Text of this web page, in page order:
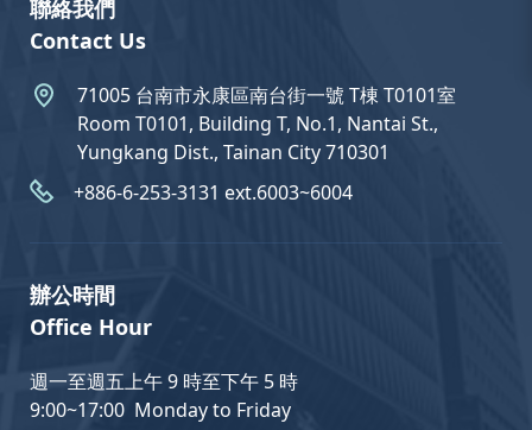
聯絡我們
Contact Us
71005 台南市永康區南台街一號 T棟 T0101室
Room T0101, Building T, No.1, Nantai St.,
Yungkang Dist., Tainan City 710301
+886-6-253-3131 ext.6003~6004
辦公時間
Office Hour
週一至週五上午 9 時至下午 5 時
9:00~17:00 Monday to Friday